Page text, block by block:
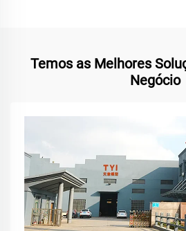
Temos as Melhores
Negócio